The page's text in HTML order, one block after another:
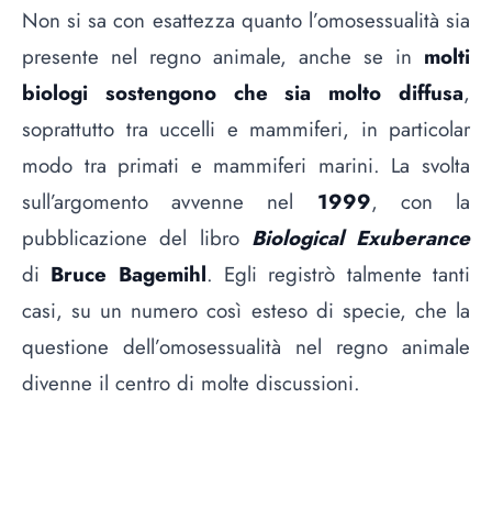
Non si sa con esattezza quanto l’omosessualità sia
presente nel regno animale, anche se in molti
biologi sostengono che sia molto diffusa,
soprattutto tra uccelli e mammiferi, in particolar
modo tra primati e mammiferi marini. La svolta
sull’argomento avvenne nel 1999, con la
pubblicazione del libro Biological Exuberance
di Bruce Bagemihl. Egli registrò talmente tanti
casi, su un numero così esteso di specie, che la
questione dell’omosessualità nel regno animale
divenne il centro di molte discussioni.